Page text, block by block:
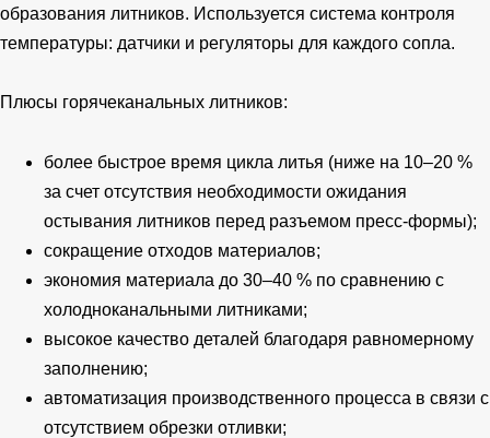
образования литников. Используется система контроля
температуры: датчики и регуляторы для каждого сопла.
Плюсы горячеканальных литников:
более быстрое время цикла литья (ниже на 10–20 %
за счет отсутствия необходимости ожидания
остывания литников перед разъемом пресс-формы);
сокращение отходов материалов;
экономия материала до 30–40 % по сравнению с
холодноканальными литниками;
высокое качество деталей благодаря равномерному
заполнению;
автоматизация производственного процесса в связи с
отсутствием обрезки отливки;